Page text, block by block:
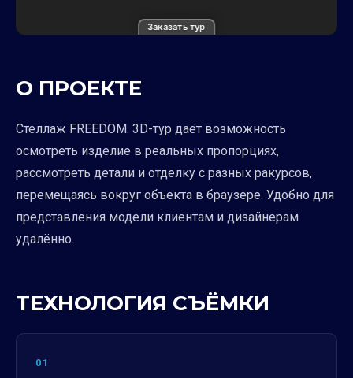
Заказать тур
О ПРОЕКТЕ
Стеллаж FREEDOM. 3D-тур даёт возможность
осмотреть изделие в реальных пропорциях,
рассмотреть детали и отделку с разных ракурсов,
перемещаясь вокруг объекта в браузере. Удобно для
представления модели клиентам и дизайнерам
удалённо.
ТЕХНОЛОГИЯ СЪЁМКИ
01